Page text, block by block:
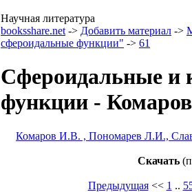
Научная литература
booksshare.net -> Добавить материал ->
сфероидальные функции" -> 61
Сфероидальные и
функции -
Комаров И.В. , Пономарев Л.И.,
Скачать
Предыдущая<< 1 ..